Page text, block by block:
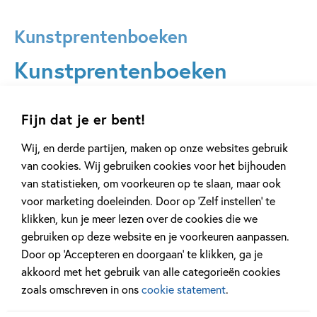
Fijn dat je er bent!
Wij, en derde partijen, maken op onze websites gebruik
van cookies. Wij gebruiken cookies voor het bijhouden
van statistieken, om voorkeuren op te slaan, maar ook
voor marketing doeleinden. Door op ‘Zelf instellen’ te
klikken, kun je meer lezen over de cookies die we
gebruiken op deze website en je voorkeuren aanpassen.
Door op ‘Accepteren en doorgaan’ te klikken, ga je
akkoord met het gebruik van alle categorieën cookies
zoals omschreven in onscookie statement.
Kunstprentenboeken
Kunstprentenboeken
Van kunst geniet je met je hoofd en met je hart. Deze
weesmeisje de meest beroemde modeontwerpster ter
wereld werd… Hoe je het geluid van een trein zichtbaar
kunt maken… Hoe een muis door de tijd reist en Rembrandt
leert kennen… Hoe je een schilderij maakt voor je moeder
tussen de sterren… Reis door Hollandse landschappen en
de raadselachtige wereld vol gezichtsbedrog van Escher…
Geniet van kleur in de tuin van Monet en ga mee op
avontuur in de fantastische wereld van Jeroen Bosch…
Lees de gekste weetjes over kleuren en laat je aanspoelen